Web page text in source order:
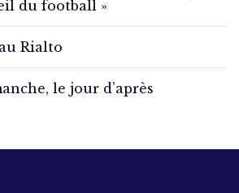
du football »
Rialto
le jour d’après